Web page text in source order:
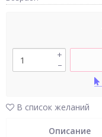
–
+
В список желаний
Описание